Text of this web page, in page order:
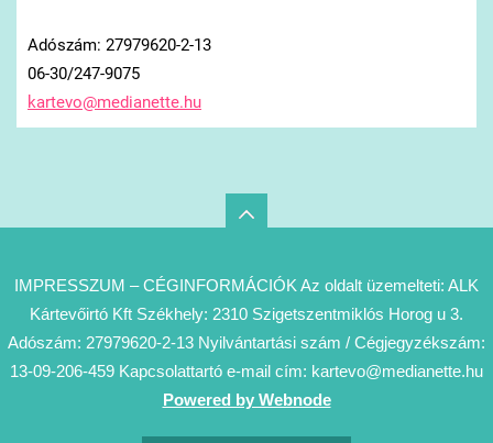
Adószám: 27979620-2-13
06-30/247-9075
kartevo@medianette.hu
IMPRESSZUM – CÉGINFORMÁCIÓK Az oldalt üzemelteti: ALK
Kártevőirtó Kft Székhely: 2310 Szigetszentmiklós Horog u 3.
Adószám: 27979620-2-13 Nyilvántartási szám / Cégjegyzékszám:
13-09-206-459 Kapcsolattartó e-mail cím: kartevo@medianette.hu
Powered by Webnode